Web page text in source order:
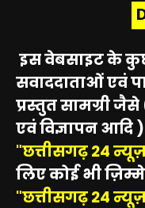
इस वेबसाइट के कुछ
सवाददाताओं एवं
प्रस्तुत सामग्री
एवं विज्ञापन आदि
"छत्तीसगढ़ 24
लिए कोई भी
"छत्तीसगढ़ 24